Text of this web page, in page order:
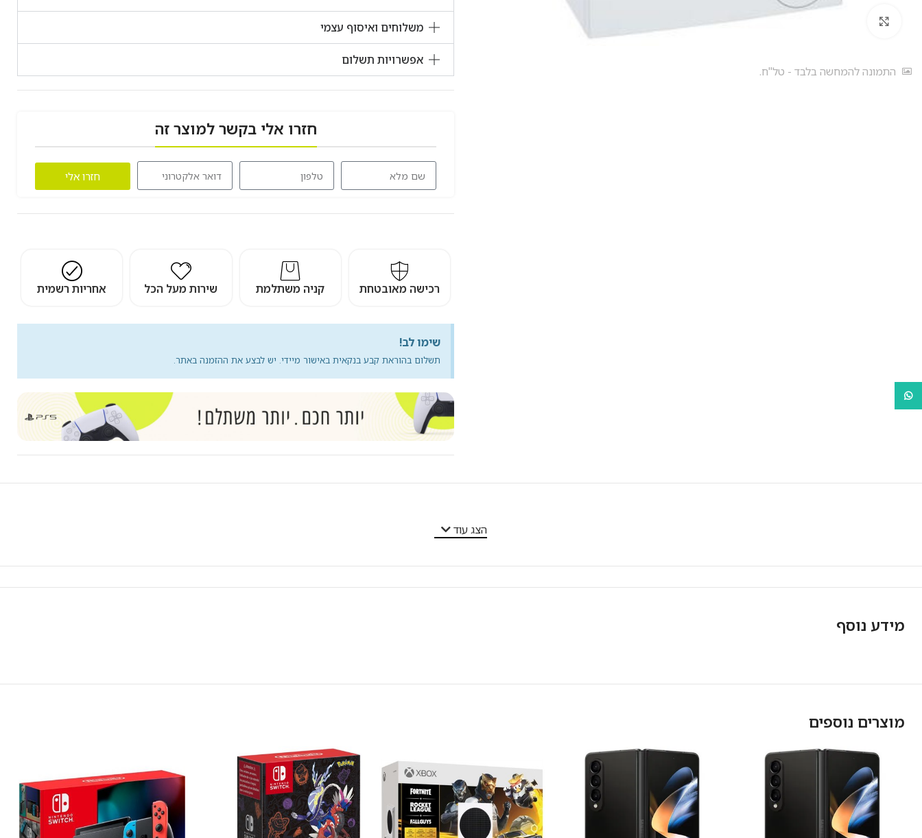
התמונה להמחשה בלבד - טל"ח.
משלוחים ואיסוף עצמי
אפשרויות תשלום
חזרו אלי בקשר למוצר זה
חזרו אלי
רכישה מאובטחת קניה משתלמת שירות מעל הכל אחריות רשמית
שימו לב!
תשלום בהוראת קבע בנקאית באישור מיידי. יש לבצע את ההזמנה באתר.
הצג עוד
מידע נוסף
מוצרים נוספים